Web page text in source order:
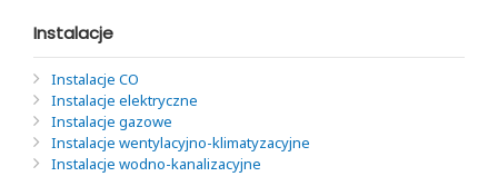
Instalacje
Instalacje CO
Instalacje elektryczne
Instalacje gazowe
Instalacje wentylacyjno-klimatyzacyjne
Instalacje wodno-kanalizacyjne